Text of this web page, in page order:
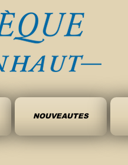
NOUVEAUTES